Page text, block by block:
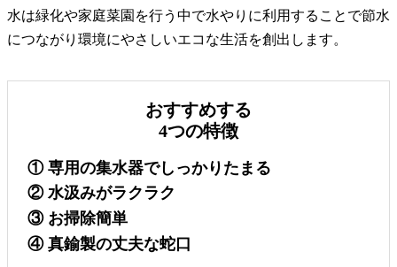
水は緑化や家庭菜園を行う中で水やりに利用することで節水
につながり環境にやさしいエコな生活を創出します。
おすすめする
4つの特徴
① 専用の集水器でしっかりたまる
② 水汲みがラクラク
③ お掃除簡単
④ 真鍮製の丈夫な蛇口